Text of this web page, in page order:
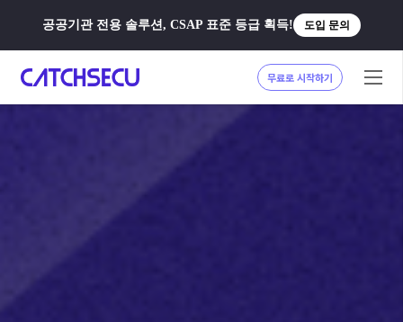
공공기관 전용 솔루션, CSAP 표준 등급 획득! 도입 문의
무료로 시작하기